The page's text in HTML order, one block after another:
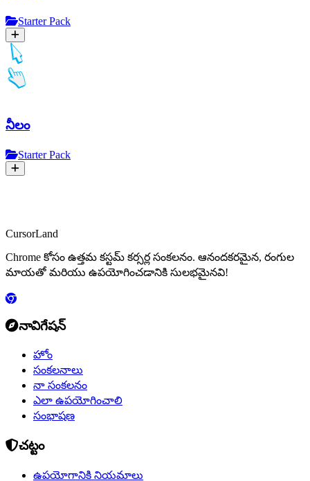
Starter Pack
నీలం
Starter Pack
CursorLand
Chrome కోసం ఉత్తమ కస్టమ్ కర్సర్ల సంకలనం. ఆనందకరమైన, రంగుల
మాయతో మరియు ఉపయోగించడానికి సులభమైనవి!
నావిగేషన్
హోం
సంకలనాలు
నా సంకలనం
ఎలా ఉపయోగించాలి
సంభాషణ
చట్టం
ఉపయోగానికి నియమాలు